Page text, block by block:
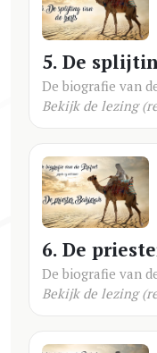
5. De
De biografie van
Bekijk de lezing
6. De
De biografie van
Bekijk de lezing